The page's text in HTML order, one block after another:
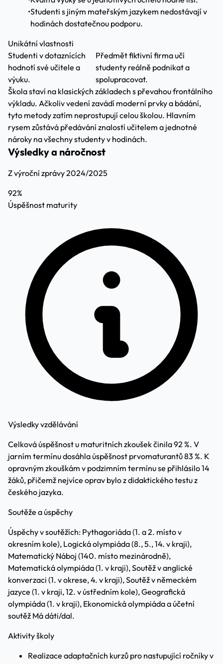
•Studenti s jiným mateřským jazykem nedostávají v
hodinách dostatečnou podporu.
Unikátní vlastnosti
Studenti v dotaznících
hodnotí své učitele a
výuku.
Předmět fiktivní firma učí
studenty reálně podnikat a
spolupracovat.
Škola staví na klasických základech s převahou frontálního
výkladu. Ačkoliv vedení zavádí moderní prvky a bádání,
tyto metody zatím neprostupují celou školou. Hlavním
rysem zůstává předávání znalostí učitelem a jednotné
nároky na všechny studenty v hodinách.
Výsledky a náročnost
Z výroční zprávy 2024/2025
92%
Úspěšnost maturity
Výsledky vzdělávání
Celková úspěšnost u maturitních zkoušek činila 92 %. V
jarním termínu dosáhla úspěšnost prvomaturantů 83 %. K
opravným zkouškám v podzimním termínu se přihlásilo 14
žáků, přičemž nejvíce oprav bylo z didaktického testu z
českého jazyka.
Soutěže a úspěchy
Úspěchy v soutěžích: Pythagoriáda (1. a 2. místo v
okresním kole), Logická olympiáda (8., 5., 14. v kraji),
Matematický Náboj (140. místo mezinárodně),
Matematická olympiáda (1. v kraji), Soutěž v anglické
konverzaci (1. v okrese, 4. v kraji), Soutěž v německém
jazyce (1. v kraji, 12. v ústředním kole), Geografická
olympiáda (1. v kraji), Ekonomická olympiáda a účetní
soutěž Má dáti/dal.
Aktivity školy
Realizace adaptačních kurzů pro nastupující ročníky v